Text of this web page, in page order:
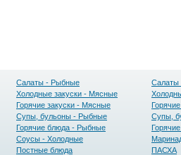
Салаты - Рыбные
Салаты
Холодные закуски - Мясные
Горячие закуски - Мясные
Супы, бульоны - Рыбные
Супы,
Горячие блюда - Рыбные
Соусы - Холодные
Постные блюда
ПАСХА